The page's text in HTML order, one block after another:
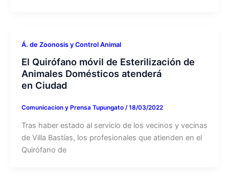
Á. de Zoonosis y Control Animal
El Quirófano móvil de Esterilización de
Animales Domésticos atenderá
en Ciudad
Comunicacion y Prensa Tupungato /18/03/2022
Tras haber estado al servicio de los vecinos y vecinas
de Villa Bastías, los profesionales que atienden en el
Quirófano de